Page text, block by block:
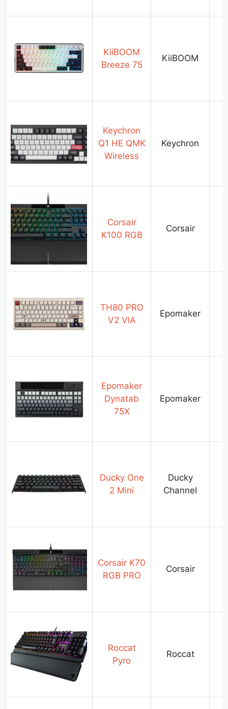
KiiBOOM
Breeze 75
KiiBOOM
Keychron
Q1 HE QMK
Wireless
Keychron
Corsair
K100 RGB
Corsair
TH80 PRO
V2 VIA
Epomaker
Epomaker
Dynatab
75X
Epomaker
Ducky One
2 Mini
Ducky
Channel
Corsair K70
RGB PRO
Corsair
Roccat
Pyro
Roccat